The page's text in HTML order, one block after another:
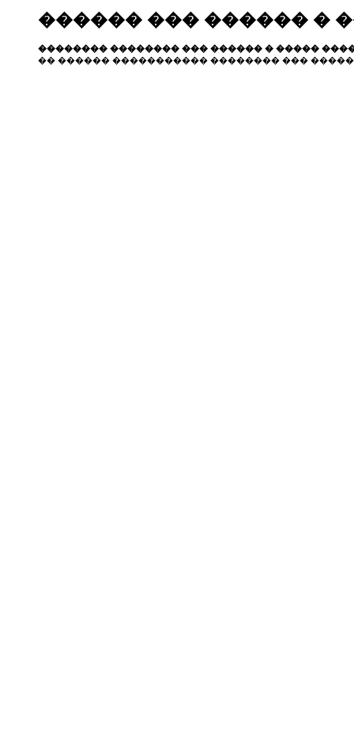
������ ��� ������ �
�������� �������� ��� ������ � �����
�� ������ ����������� �������� ���